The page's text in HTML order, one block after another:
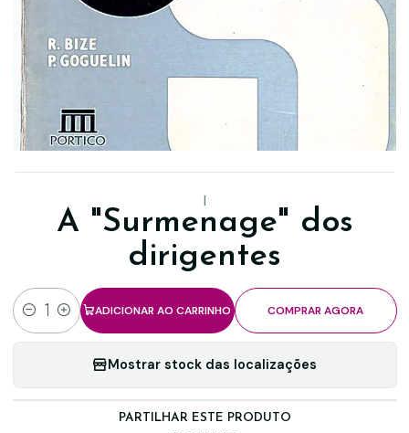
|
A "Surmenage" dos
dirigentes
Quantidade
ADICIONAR AO CARRINHO COMPRAR AGORA
Mostrar stock das localizações
PARTILHAR ESTE PRODUTO